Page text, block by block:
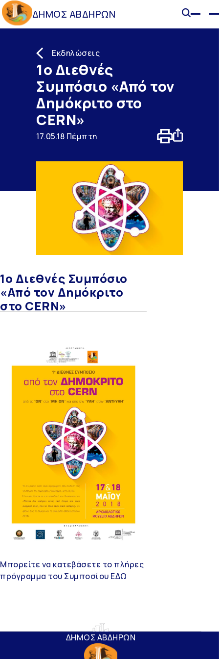
ΔΗΜΟΣ ΑΒΔΗΡΩΝ
Εκδηλώσεις
1ο Διεθνές
Συμπόσιο «Από τον
Δημόκριτο στο
CERN»
17.05.18 Πέμπτη
1ο Διεθνές Συμπόσιο
«Από τον Δημόκριτο
στο CERN»
Μπορείτε να κατεβάσετε το πλήρες
πρόγραμμα του Συμποσίου ΕΔΩ
ΔΗΜΟΣ ΑΒΔΗΡΩΝ